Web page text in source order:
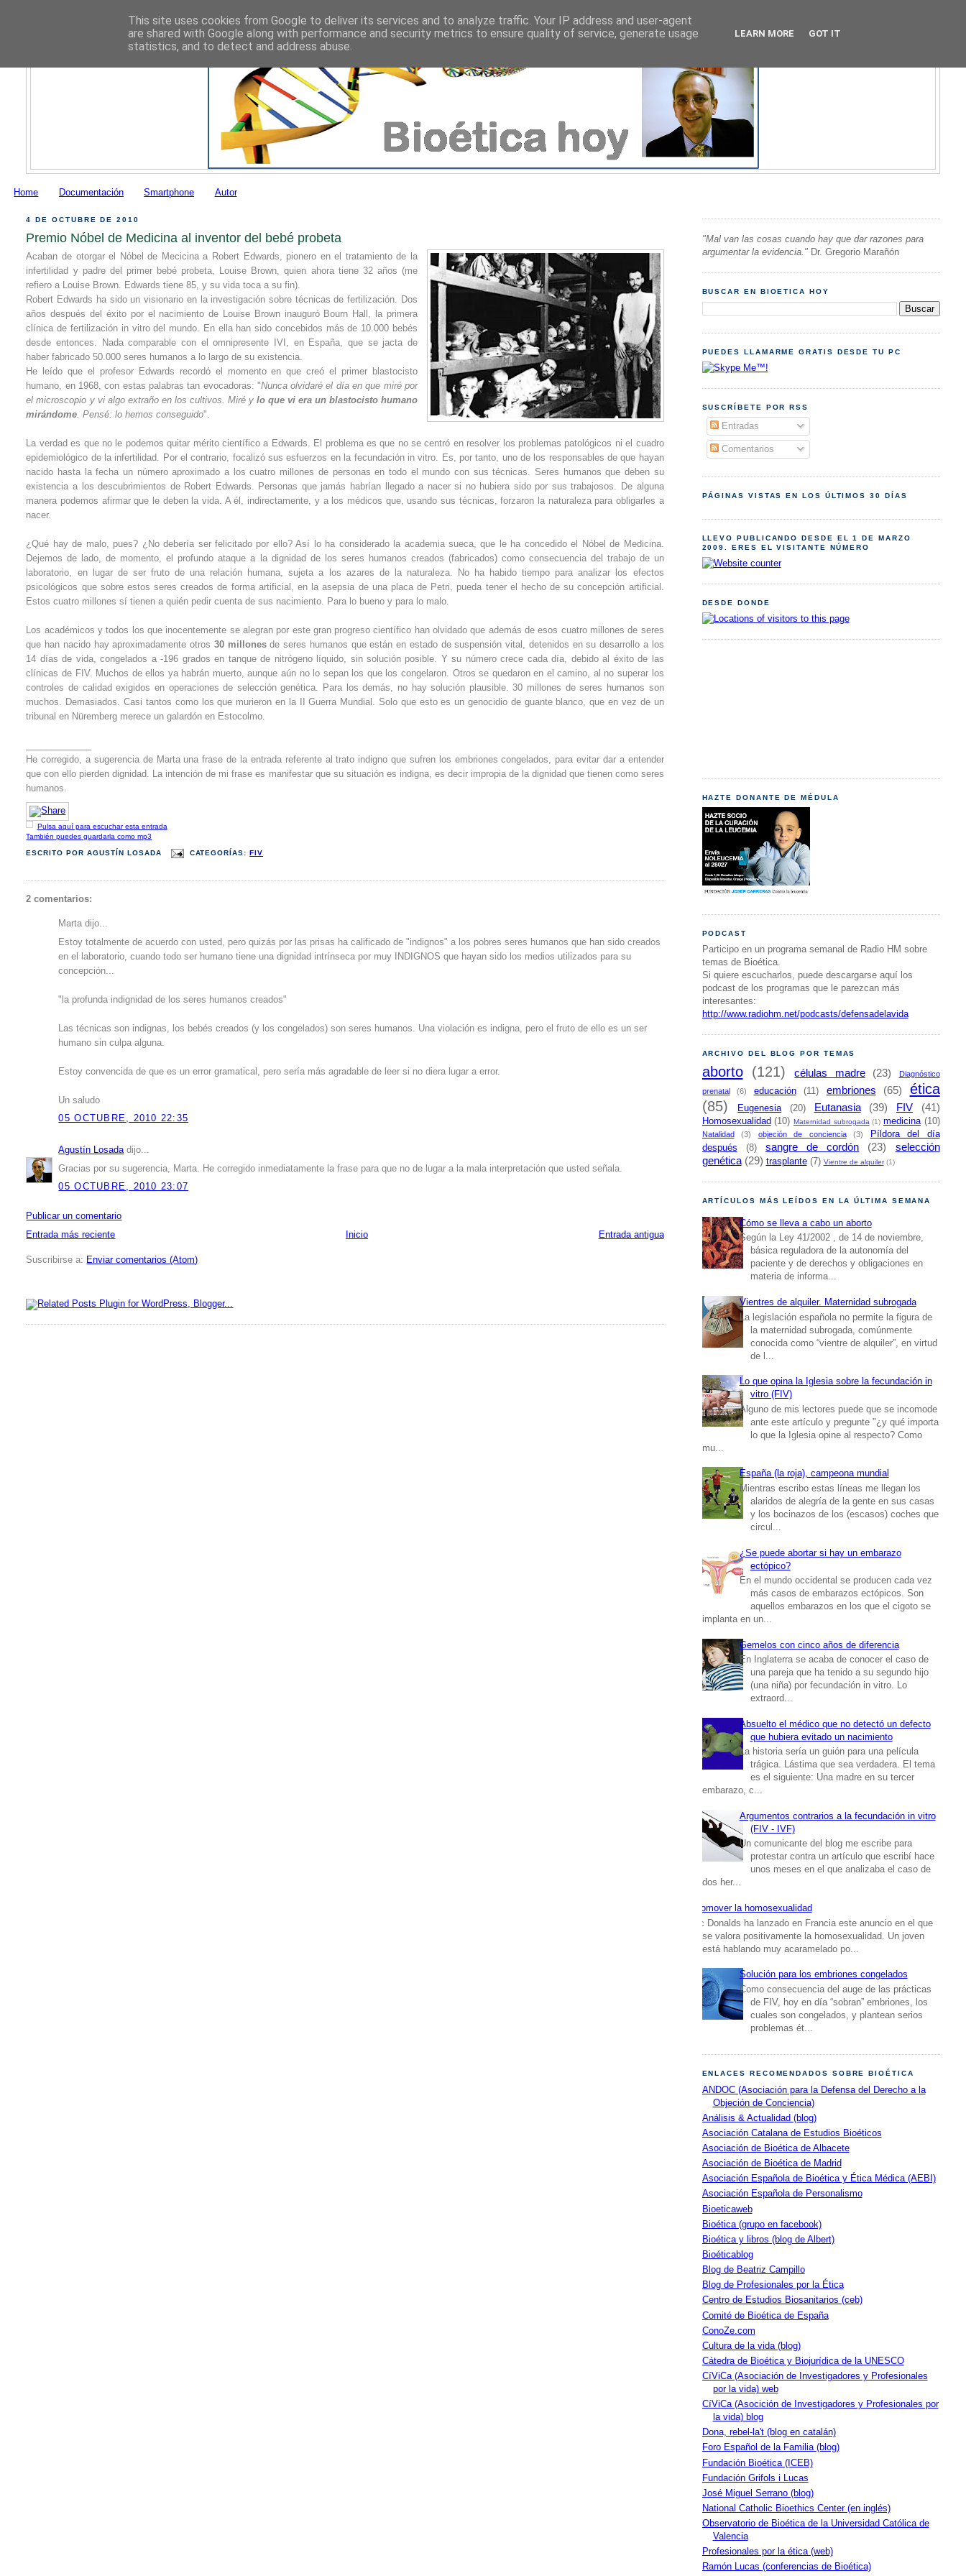
Home Documentación Smartphone Autor
4 DE OCTUBRE DE 2010
Premio Nóbel de Medicina al inventor del bebé probeta
Acaban de otorgar el Nóbel de Mecicina a Robert Edwards, pionero en el tratamiento de la
infertilidad y padre del primer bebé probeta, Louise Brown, quien ahora tiene 32 años (me
refiero a Louise Brown. Edwards tiene 85, y su vida toca a su fin).
Robert Edwards ha sido un visionario en la investigación sobre técnicas de fertilización. Dos
años después del éxito por el nacimiento de Louise Brown inauguró Bourn Hall, la primera
clínica de fertilización in vitro del mundo. En ella han sido concebidos más de 10.000 bebés
desde entonces. Nada comparable con el omnipresente IVI, en España, que se jacta de
haber fabricado 50.000 seres humanos a lo largo de su existencia.
He leído que el profesor Edwards recordó el momento en que creó el primer blastocisto
humano, en 1968, con estas palabras tan evocadoras: "Nunca olvidaré el día en que miré por
el microscopio y vi algo extraño en los cultivos. Miré y lo que vi era un blastocisto humano
mirándome . Pensé: lo hemos conseguido".
La verdad es que no le podemos quitar mérito científico a Edwards. El problema es que no se centró en resolver los problemas patológicos ni el cuadro
epidemiológico de la infertilidad. Por el contrario, focalizó sus esfuerzos en la fecundación in vitro. Es, por tanto, uno de los responsables de que hayan
nacido hasta la fecha un número aproximado a los cuatro millones de personas en todo el mundo con sus técnicas. Seres humanos que deben su
existencia a los descubrimientos de Robert Edwards. Personas que jamás habrían llegado a nacer si no hubiera sido por sus trabajosos. De alguna
manera podemos afirmar que le deben la vida. A él, indirectamente, y a los médicos que, usando sus técnicas, forzaron la naturaleza para obligarles a
nacer.
¿Qué hay de malo, pues? ¿No debería ser felicitado por ello? Así lo ha considerado la academia sueca, que le ha concedido el Nóbel de Medicina.
Dejemos de lado, de momento, el profundo ataque a la dignidad de los seres humanos creados (fabricados) como consecuencia del trabajo de un
laboratorio, en lugar de ser fruto de una relación humana, sujeta a los azares de la naturaleza. No ha habido tiempo para analizar los efectos
psicológicos que sobre estos seres creados de forma artificial, en la asepsia de una placa de Petri, pueda tener el hecho de su concepción artificial.
Estos cuatro millones sí tienen a quién pedir cuenta de sus nacimiento. Para lo bueno y para lo malo.
Los académicos y todos los que inocentemente se alegran por este gran progreso científico han olvidado que además de esos cuatro millones de seres
que han nacido hay aproximadamente otros 30 millonesde seres humanos que están en estado de suspensión vital, detenidos en su desarrollo a los
14 días de vida, congelados a -196 grados en tanque de nitrógeno líquido, sin solución posible. Y su número crece cada día, debido al éxito de las
clínicas de FIV. Muchos de ellos ya habrán muerto, aunque aún no lo sepan los que los congelaron. Otros se quedaron en el camino, al no superar los
controles de calidad exigidos en operaciones de selección genética. Para los demás, no hay solución plausible. 30 millones de seres humanos son
muchos. Demasiados. Casi tantos como los que murieron en la II Guerra Mundial. Solo que esto es un genocidio de guante blanco, que en vez de un
tribunal en Nüremberg merece un galardón en Estocolmo.
He corregido, a sugerencia de Marta una frase de la entrada referente al trato indigno que sufren los embriones congelados, para evitar dar a entender
que con ello pierden dignidad. La intención de mi frase es manifestar que su situación es indigna, es decir impropia de la dignidad que tienen como seres
humanos.
Pulsa aquí para escuchar esta entrada
También puedes guardarla como mp3
ESCRITO PORAGUSTÍN LOSADA CATEGORÍAS: FIV
2 comentarios:
Marta dijo...
Estoy totalmente de acuerdo con usted, pero quizás por las prisas ha calificado de "indignos" a los pobres seres humanos que han sido creados
en el laboratorio, cuando todo ser humano tiene una dignidad intrínseca por muy INDIGNOS que hayan sido los medios utilizados para su
concepción...
"la profunda indignidad de los seres humanos creados"
Las técnicas son indignas, los bebés creados (y los congelados) son seres humanos. Una violación es indigna, pero el fruto de ello es un ser
humano sin culpa alguna.
Estoy convencida de que es un error gramatical, pero sería más agradable de leer si no diera lugar a error.
Un saludo
05 OCTUBRE, 2010 22:35
Agustín Losadadijo...
Gracias por su sugerencia, Marta. He corregido inmediatamente la frase para que no de lugar a la mala interpretación que usted señala.
05 OCTUBRE, 2010 23:07
Publicar un comentario
Entrada más reciente
Entrada antigua
Inicio
Suscribirse a: Enviar comentarios (Atom)
"Mal van las cosas cuando hay que dar razones para
argumentar la evidencia." Dr. Gregorio Marañón
BUSCAR EN BIOETICA HOY
PUEDES LLAMARME GRATIS DESDE TU PC
SUSCRÍBETE POR RSS
Entradas
Comentarios
PÁGINAS VISTAS EN LOS ÚLTIMOS 30 DÍAS
LLEVO PUBLICANDO DESDE EL 1 DE MARZO
2009. ERES EL VISITANTE NÚMERO
DESDE DONDE
HAZTE DONANTE DE MÉDULA
PODCAST
Participo en un programa semanal de Radio HM sobre
temas de Bioética.
Si quiere escucharlos, puede descargarse aquí los
podcast de los programas que le parezcan más
interesantes:
http://www.radiohm.net/podcasts/defensadelavida
ARCHIVO DEL BLOG POR TEMAS
aborto (121) células madre (23)
Diagnóstico
prenatal
(6) educación (11) embriones (65)
ética
(85)
Eugenesia (20) Eutanasia (39) FIV (41)
Homosexualidad (10) Maternidad subrogada (1) medicina (10)
Natalidad (3) objeción de conciencia (3)
Píldora del día
después
(8) sangre de cordón (23)
selección
genética (29) trasplante (7) Vientre de alquiler (1)
ARTÍCULOS MÁS LEÍDOS EN LA ÚLTIMA SEMANA
Cómo se lleva a cabo un aborto
Según la Ley 41/2002 , de 14 de noviembre,
básica reguladora de la autonomía del
paciente y de derechos y obligaciones en
materia de informa...
Vientres de alquiler. Maternidad subrogada
La legislación española no permite la figura de
la maternidad subrogada, comúnmente
conocida como “vientre de alquiler”, en virtud
de l...
Lo que opina la Iglesia sobre la fecundación in
vitro (FIV)
Alguno de mis lectores puede que se incomode
ante este artículo y pregunte "¿y qué importa
lo que la Iglesia opine al respecto? Como
mu...
España (la roja), campeona mundial
Mientras escribo estas líneas me llegan los
alaridos de alegría de la gente en sus casas
y los bocinazos de los (escasos) coches que
circul...
¿Se puede abortar si hay un embarazo
ectópico?
En el mundo occidental se producen cada vez
más casos de embarazos ectópicos. Son
aquellos embarazos en los que el cigoto se
implanta en un...
Gemelos con cinco años de diferencia
En Inglaterra se acaba de conocer el caso de
una pareja que ha tenido a su segundo hijo
(una niña) por fecundación in vitro. Lo
extraord...
Absuelto el médico que no detectó un defecto
que hubiera evitado un nacimiento
La historia sería un guión para una película
trágica. Lástima que sea verdadera. El tema
es el siguiente: Una madre en su tercer
embarazo, c...
Argumentos contrarios a la fecundación in vitro
(FIV - IVF)
Un comunicante del blog me escribe para
protestar contra un artículo que escribí hace
unos meses en el que analizaba el caso de
dos her...
Promover la homosexualidad
Mc Donalds ha lanzado en Francia este anuncio en el que
se valora positivamente la homosexualidad. Un joven
está hablando muy acaramelado po...
Solución para los embriones congelados
Como consecuencia del auge de las prácticas
de FIV, hoy en día “sobran” embriones, los
cuales son congelados, y plantean serios
problemas ét...
ENLACES RECOMENDADOS SOBRE BIOÉTICA
ANDOC (Asociación para la Defensa del Derecho a la
Objeción de Conciencia)
Análisis & Actualidad (blog)
Asociación Catalana de Estudios Bioéticos
Asociación de Bioética de Albacete
Asociación de Bioética de Madrid
Asociación Española de Bioética y Ética Médica (AEBI)
Asociación Española de Personalismo
Bioeticaweb
Bioética (grupo en facebook)
Bioética y libros (blog de Albert)
Bioéticablog
Blog de Beatriz Campillo
Blog de Profesionales por la Ética
Centro de Estudios Biosanitarios (ceb)
Comité de Bioética de España
ConoZe.com
Cultura de la vida (blog)
Cátedra de Bioética y Biojurídica de la UNESCO
CíViCa (Asociación de Investigadores y Profesionales
por la vida) web
CíViCa (Asocición de Investigadores y Profesionales por
la vida) blog
Dona, rebel-la't (blog en catalán)
Foro Español de la Familia (blog)
Fundación Bioética (ICEB)
Fundación Grifols i Lucas
José Miguel Serrano (blog)
National Catholic Bioethics Center (en inglés)
Observatorio de Bioética de la Universidad Católica de
Valencia
Profesionales por la ética (web)
Ramón Lucas (conferencias de Bioética)
This site uses cookies from Google to deliver its services and to analyze traffic. Your IP address and user-agent
are shared with Google along with performance and security metrics to ensure quality of service, generate usage
statistics, and to detect and address abuse.
LEARN MORE GOT IT